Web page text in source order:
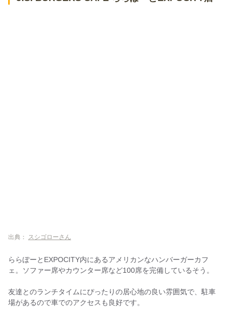
出典： スシゴローさん
ららぽーとEXPOCITY内にあるアメリカンなハンバーガーカフ
ェ。ソファー席やカウンター席など100席を完備しているそう。
友達とのランチタイムにぴったりの居心地の良い雰囲気で、駐車
場があるので車でのアクセスも良好です。